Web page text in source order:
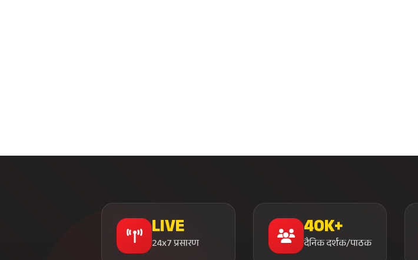
LIVE
24x7 प्रसारण
40K+
दैनिक दर्शक/पाठक